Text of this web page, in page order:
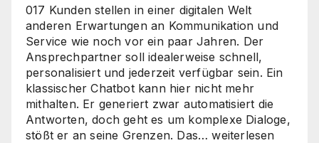
017 Kunden stellen in einer digitalen Welt
anderen Erwartungen an Kommunikation und
Service wie noch vor ein paar Jahren. Der
Ansprechpartner soll idealerweise schnell,
personalisiert und jederzeit verfügbar sein. Ein
klassischer Chatbot kann hier nicht mehr
mithalten. Er generiert zwar automatisiert die
Antworten, doch geht es um komplexe Dialoge,
stößt er an seine Grenzen. Das…Interaktive
weiterlesen